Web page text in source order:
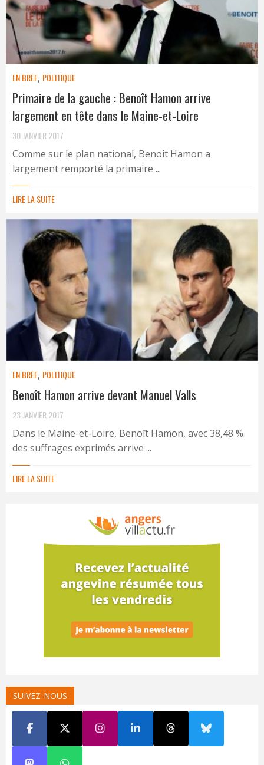
EN BREF, POLITIQUE
Primaire de la gauche : Benoît Hamon arrive
largement en tête dans le Maine-et-Loire
30 JANVIER 2017
Comme sur le plan national, Benoît Hamon a
largement remporté la primaire ...
LIRE LA SUITE
EN BREF, POLITIQUE
Benoît Hamon arrive devant Manuel Valls
23 JANVIER 2017
Dans le Maine-et-Loire, Benoît Hamon, avec 38,48 %
des suffrages exprimés arrive ...
LIRE LA SUITE
SUIVEZ-NOUS